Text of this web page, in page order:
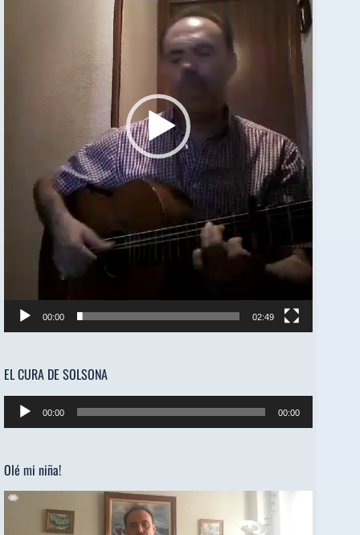
00:00 02:49
EL CURA DE SOLSONA
Reproductor
de
00:00 00:00
Olé mi niña!
Reproductor